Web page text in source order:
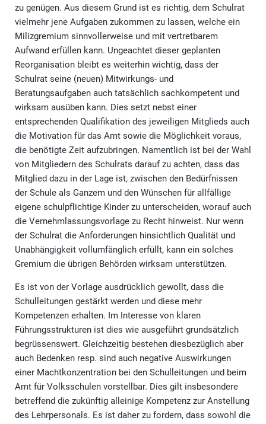
zu genügen. Aus diesem Grund ist es richtig, dem Schulrat
vielmehr jene Aufgaben zukommen zu lassen, welche ein
Milizgremium sinnvollerweise und mit vertretbarem
Aufwand erfüllen kann. Ungeachtet dieser geplanten
Reorganisation bleibt es weiterhin wichtig, dass der
Schulrat seine (neuen) Mitwirkungs- und
Beratungsaufgaben auch tatsächlich sachkompetent und
wirksam ausüben kann. Dies setzt nebst einer
entsprechenden Qualifikation des jeweiligen Mitglieds auch
die Motivation für das Amt sowie die Möglichkeit voraus,
die benötigte Zeit aufzubringen. Namentlich ist bei der Wahl
von Mitgliedern des Schulrats darauf zu achten, dass das
Mitglied dazu in der Lage ist, zwischen den Bedürfnissen
der Schule als Ganzem und den Wünschen für allfällige
eigene schulpflichtige Kinder zu unterscheiden, worauf auch
die Vernehmlassungsvorlage zu Recht hinweist. Nur wenn
der Schulrat die Anforderungen hinsichtlich Qualität und
Unabhängigkeit vollumfänglich erfüllt, kann ein solches
Gremium die übrigen Behörden wirksam unterstützen.
Es ist von der Vorlage ausdrücklich gewollt, dass die
Schulleitungen gestärkt werden und diese mehr
Kompetenzen erhalten. Im Interesse von klaren
Führungsstrukturen ist dies wie ausgeführt grundsätzlich
begrüssenswert. Gleichzeitig bestehen diesbezüglich aber
auch Bedenken resp. sind auch negative Auswirkungen
einer Machtkonzentration bei den Schulleitungen und beim
Amt für Volksschulen vorstellbar. Dies gilt insbesondere
betreffend die zukünftig alleinige Kompetenz zur Anstellung
des Lehrpersonals. Es ist daher zu fordern, dass sowohl die